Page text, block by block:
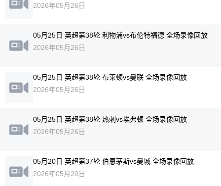
2026年05月26日
05月25日 英超第38轮 利物浦vs布伦特福德 全场录像回放
2026年05月26日
05月25日 英超第38轮 布莱顿vs曼联 全场录像回放
2026年05月26日
05月25日 英超第38轮 热刺vs埃弗顿 全场录像回放
2026年05月26日
05月20日 英超第37轮 伯恩茅斯vs曼城 全场录像回放
2026年05月20日